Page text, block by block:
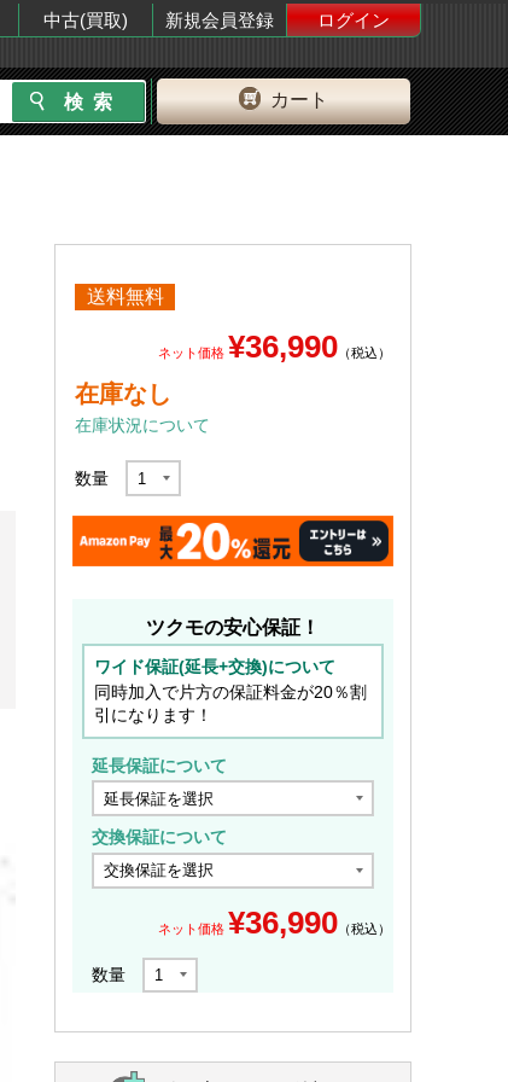
中古(買取) 新規会員登録
ログイン
カート
送料無料
ネット価格 ¥36,990 （税込）
在庫なし
在庫状況について
数量
ツクモの安心保証！
ワイド保証(延長+交換)について
同時加入で片方の保証料金が20％割
引になります！
延長保証について
交換保証について
ネット価格 ¥36,990 （税込）
数量